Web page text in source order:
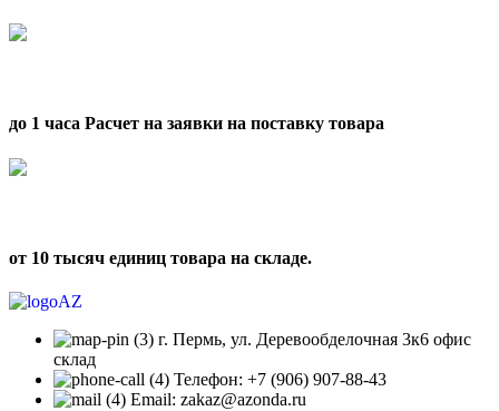
до 1 часа Расчет на заявки на поставку товара
от 10 тысяч единиц товара на складе.
г. Пермь, ул. Деревообделочная 3к6 офис
склад
Телефон: +7 (906) 907-88-43
Email: zakaz@azonda.ru